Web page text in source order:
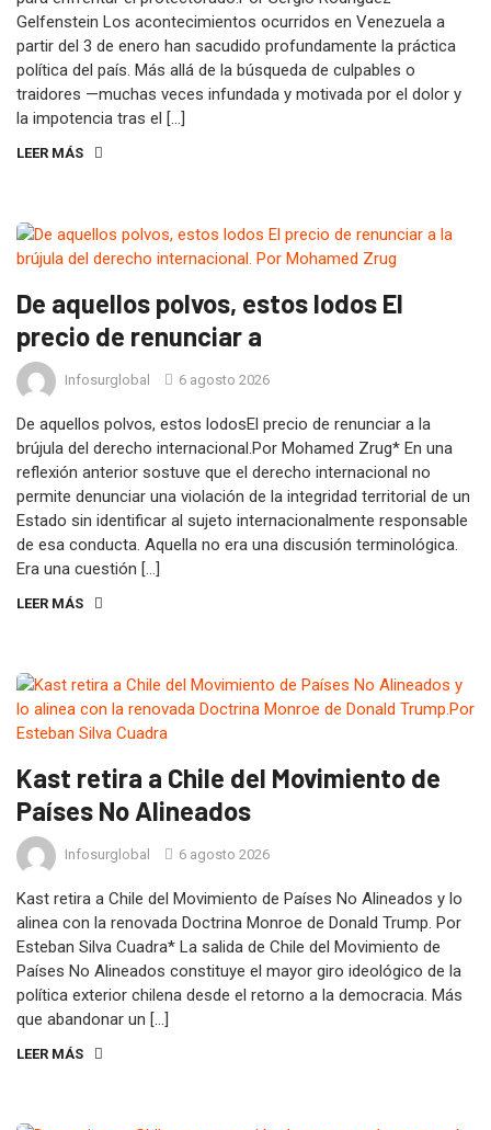
Gelfenstein Los acontecimientos ocurridos en Venezuela a
partir del 3 de enero han sacudido profundamente la práctica
política del país. Más allá de la búsqueda de culpables o
traidores —muchas veces infundada y motivada por el dolor y
la impotencia tras el […]
LEER MÁS
De aquellos polvos, estos lodos El
precio de renunciar a
Infosurglobal 6 agosto 2026
De aquellos polvos, estos lodosEl precio de renunciar a la
brújula del derecho internacional.Por Mohamed Zrug* En una
reflexión anterior sostuve que el derecho internacional no
permite denunciar una violación de la integridad territorial de un
Estado sin identificar al sujeto internacionalmente responsable
de esa conducta. Aquella no era una discusión terminológica.
Era una cuestión […]
LEER MÁS
Kast retira a Chile del Movimiento de
Países No Alineados
Infosurglobal 6 agosto 2026
Kast retira a Chile del Movimiento de Países No Alineados y lo
alinea con la renovada Doctrina Monroe de Donald Trump. Por
Esteban Silva Cuadra* La salida de Chile del Movimiento de
Países No Alineados constituye el mayor giro ideológico de la
política exterior chilena desde el retorno a la democracia. Más
que abandonar un […]
LEER MÁS